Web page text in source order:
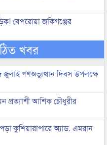
বেপরোয়া জকিগঞ্জের
খবর
গণঅভ্যুত্থান দিবস উপলক্ষে
আশিক চৌধুরীর
কুশিয়ারাপারে অ্যাড. এমরান